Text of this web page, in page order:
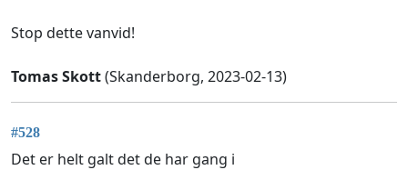
Stop dette vanvid!
Tomas Skott(Skanderborg, 2023-02-13)
#528
Det er helt galt det de har gang i